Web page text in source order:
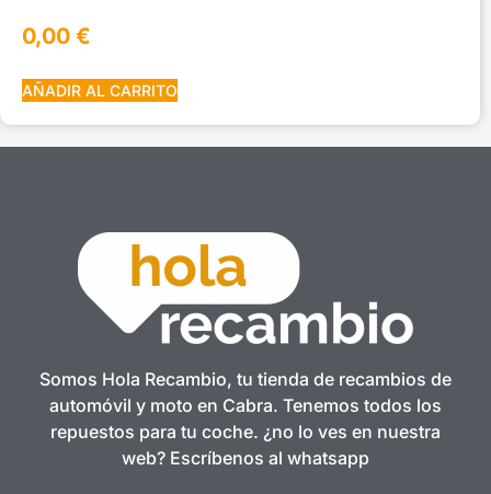
0,00 €
AÑADIR AL CARRITO
Somos Hola Recambio, tu tienda de recambios de
automóvil y moto en Cabra. Tenemos todos los
repuestos para tu coche. ¿no lo ves en nuestra
web? Escríbenos al whatsapp